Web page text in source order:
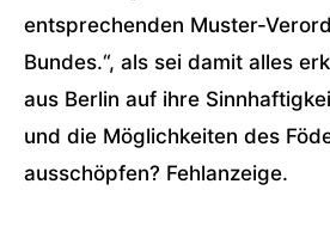
entsprechenden Muster-
Bundes.“, als sei damit alles
aus Berlin auf ihre
und die Möglichkeiten des
ausschöpfen? Fehlanzeige.